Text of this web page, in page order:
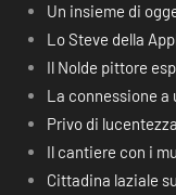
Un insieme di
Lo Steve della
Il Nolde pittore
La connessione a
Privo di lucentezza
Il cantiere con i
Cittadina laziale